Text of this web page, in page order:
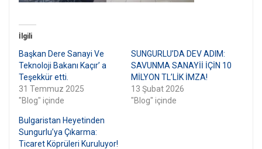
İlgili
Başkan Dere Sanayi Ve
Teknoloji Bakanı Kaçır’ a
Teşekkür etti.
31 Temmuz 2025
"Blog" içinde
SUNGURLU’DA DEV ADIM:
SAVUNMA SANAYİİ İÇİN 10
MİLYON TL’LİK İMZA!
13 Şubat 2026
"Blog" içinde
Bulgaristan Heyetinden
Sungurlu’ya Çıkarma:
Ticaret Köprüleri Kuruluyor!